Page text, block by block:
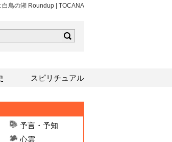
白鳥の湖 Roundup | TOCANA
予言・予知
心霊
スピリチュアル